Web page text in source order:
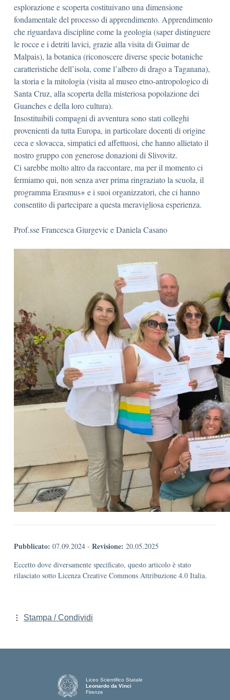
esplorazione e scoperta costituivano una dimensione
fondamentale del processo di apprendimento. Apprendimento
che riguardava discipline come la geologia (saper distinguere
le rocce e i detriti lavici, grazie alla visita di Guimar de
Malpais), la botanica (riconoscere diverse specie botaniche
caratteristiche dell’isola, come l’albero di drago a Taganana),
la storia e la mitologia (visita al museo etno-antropologico di
Santa Cruz, alla scoperta della misteriosa popolazione dei
Guanches e della loro cultura).
Insostituibili compagni di avventura sono stati colleghi
provenienti da tutta Europa, in particolare docenti di origine
ceca e slovacca, simpatici ed affettuosi, che hanno allietato il
nostro gruppo con generose donazioni di Slivovitz.
Ci sarebbe molto altro da raccontare, ma per il momento ci
fermiamo qui, non senza aver prima ringraziato la scuola, il
programma Erasmus+ e i suoi organizzatori, che ci hanno
consentito di partecipare a questa meravigliosa esperienza.
Prof.sse Francesca Giurgevic e Daniela Casano
Pubblicato: 07.09.2024 - Revisione: 20.05.2025
Eccetto dove diversamente specificato, questo articolo è stato
rilasciato sotto Licenza Creative Commons Attribuzione 4.0 Italia.
Stampa / Condividi
Liceo Scientifico Statale
Leonardo da Vinci
Firenze